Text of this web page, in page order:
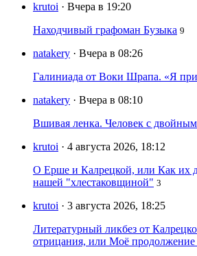
krutoi · Вчера в 19:20
Находчивый графоман Бузыка 9
natakery · Вчера в 08:26
Галиниада от Воки Шрапа. «Я
natakery · Вчера в 08:10
Вшивая ленка. Человек с
krutoi · 4 августа 2026, 18:12
О Ерше и Калрецкой, или Как их
нашей "хлестаковщиной" 3
krutoi · 3 августа 2026, 18:25
Литературный ликбез от
отрицания, или Моё